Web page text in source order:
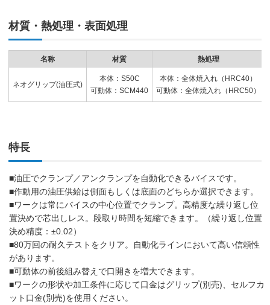
材質・熱処理・表面処理
名称 材質 熱処理
ネオグリップ(油圧式)
本体：S50C
可動体：SCM440
本体：全体焼入れ（HRC40）
可動体：全体焼入れ（HRC50）
特長
■油圧でクランプ／アンクランプを自動化できるバイスです。
■作動用の油圧供給は側面もしくは底面のどちらか選択できます。
■ワークは常にバイスの中心位置でクランプ。高精度な繰り返し位
置決めで芯出しレス。段取り時間を短縮できます。（繰り返し位置
決め精度：±0.02）
■80万回の耐久テストをクリア。自動化ラインにおいて高い信頼性
があります。
■可動体の前後組み替えで口開きを増大できます。
■ワークの形状や加工条件に応じて口金はグリップ(別売)、セルフカ
ット口金(別売)を使用ください。